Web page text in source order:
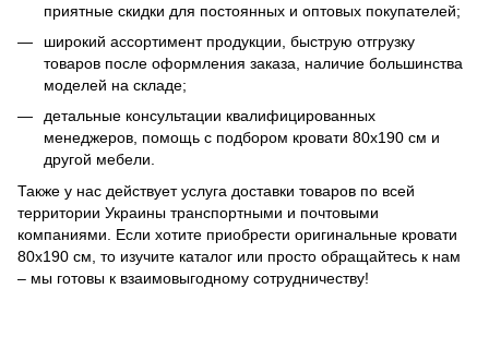
приятные скидки для постоянных и оптовых покупателей;
широкий ассортимент продукции, быструю отгрузку
товаров после оформления заказа, наличие большинства
моделей на складе;
детальные консультации квалифицированных
менеджеров, помощь с подбором кровати 80x190 см и
другой мебели.
Также у нас действует услуга доставки товаров по всей
территории Украины транспортными и почтовыми
компаниями. Если хотите приобрести оригинальные кровати
80x190 см, то изучите каталог или просто обращайтесь к нам
– мы готовы к взаимовыгодному сотрудничеству!